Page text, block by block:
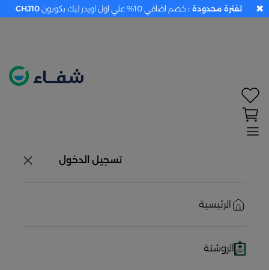
تسجيل الدخول
الرئيسية
الروشتة
لفترة محدودة : خصم اضافي 10% علي اول اوردر ليك بكوبون CHJ10 ✖